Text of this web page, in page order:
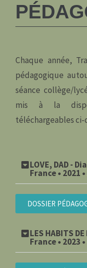
Chaque année,
pédagogique
séance collège/
mis à la
téléchargeables ci-
LOVE, DAD -
France • 2021
DOSSIER
LES HABITS
France • 2023